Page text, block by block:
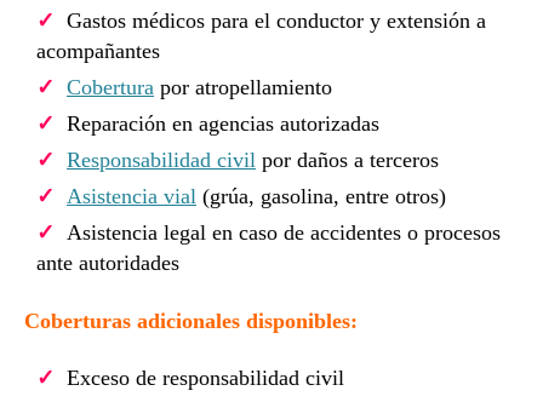
Gastos médicos para el conductor y extensión a
acompañantes
Cobertura por atropellamiento
Reparación en agencias autorizadas
Responsabilidad civil por daños a terceros
Asistencia vial (grúa, gasolina, entre otros)
Asistencia legal en caso de accidentes o procesos
ante autoridades
Coberturas adicionales disponibles:
Exceso de responsabilidad civil